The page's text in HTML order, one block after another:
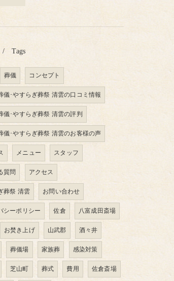
Tags
葬儀 コンセプト
儀･やすらぎ葬祭 清雲の口コミ情報
儀･やすらぎ葬祭 清雲の評判
儀･やすらぎ葬祭 清雲のお客様の声
メニュー スタッフ
質問 アクセス
葬祭 清雲 お問い合わせ
シーポリシー 佐倉 八富成田斎場
お焚き上げ 山武郡 酒々井
葬儀場 家族葬 感染対策
芝山町 葬式 費用 佐倉斎場